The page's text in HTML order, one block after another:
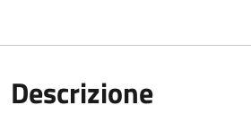
Descrizione